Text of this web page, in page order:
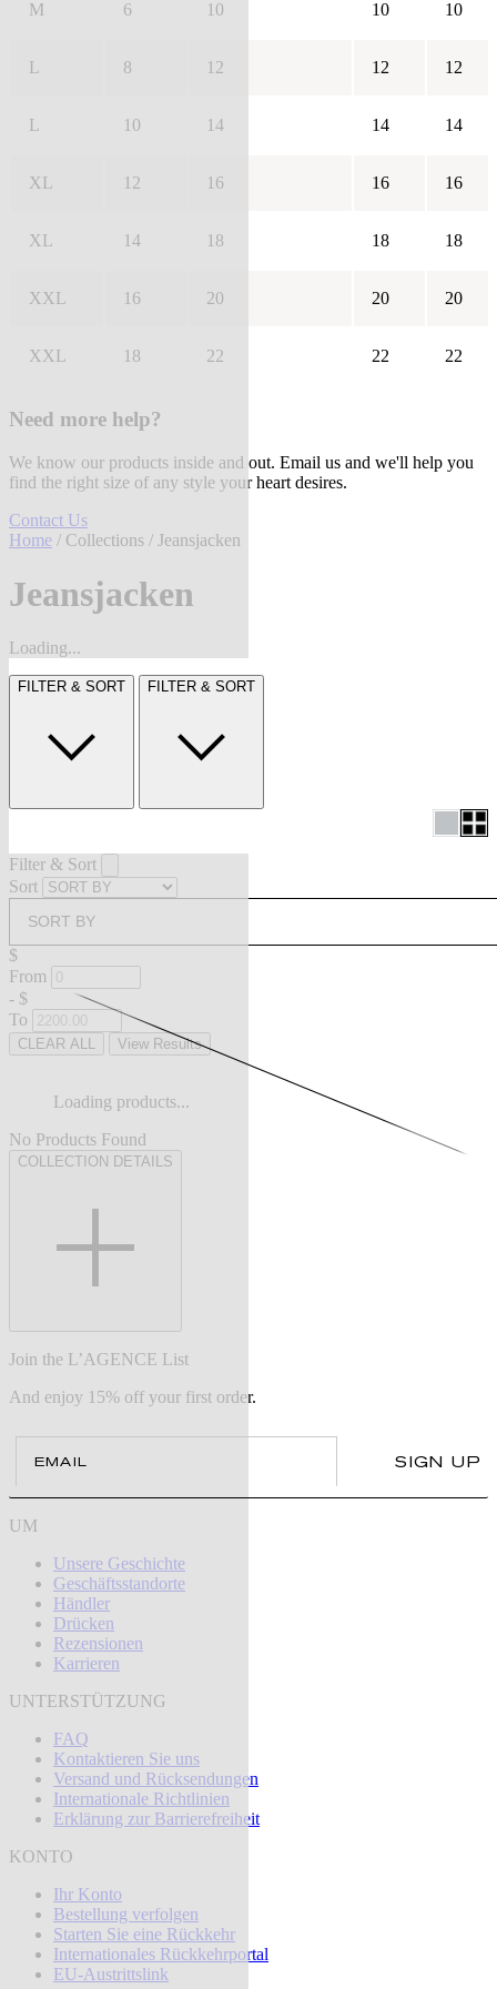
M 6 10 10 10
L 8 12 12 12
L 10 14 14 14
XL 12 16 16 16
XL 14 18 18 18
XXL 16 20 20 20
XXL 18 22 22 22
Need more help?
We know our products inside and out. Email us and we'll help you
find the right size of any style your heart desires.
Contact Us
Home / Collections / Jeansjacken
Jeansjacken
Loading...
FILTER & SORT FILTER & SORT
Filter & Sort
Sort
SORT BY
$
From
- $
To
CLEAR ALL View Results
Loading products...
No Products Found
COLLECTION DETAILS
Join the L’AGENCE List
And enjoy 15% off your first order.
SIGN UP
UM
Unsere Geschichte
Geschäftsstandorte
Händler
Drücken
Rezensionen
Karrieren
UNTERSTÜTZUNG
FAQ
Kontaktieren Sie uns
Versand und Rücksendungen
Internationale Richtlinien
Erklärung zur Barrierefreiheit
KONTO
Ihr Konto
Bestellung verfolgen
Starten Sie eine Rückkehr
Internationales Rückkehrportal
EU-Austrittslink